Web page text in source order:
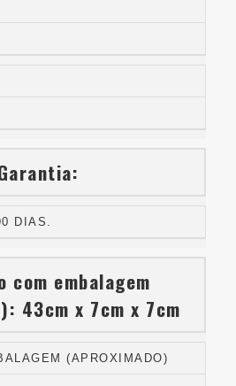
DIAS.
com embalagem
43cm x 7cm x 7cm
(APROXIMADO)